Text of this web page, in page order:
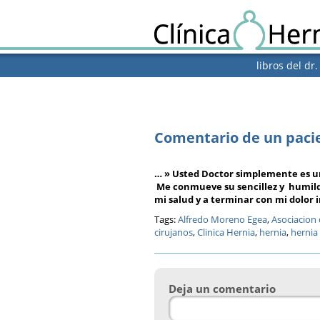
libros del
Comentario de un
… » Usted Doctor simplemente es
Me conmueve su sencillez y
mi salud y a terminar con mi
Tags:Alfredo Moreno Egea,
cirujanos,Clinica Hernia, hernia,
Deja un comentario